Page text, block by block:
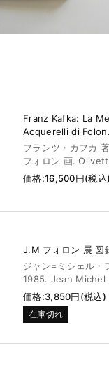
Franz Kafka: La
Acquerelli di Folon.
フランツ・カフカ
フォロン 画.
価格:16,500円(税込)
J.M フォロン 展 図
ジャン=ミシェル・
1985. Jean Michel
価格:3,850円(税込)
在庫切れ